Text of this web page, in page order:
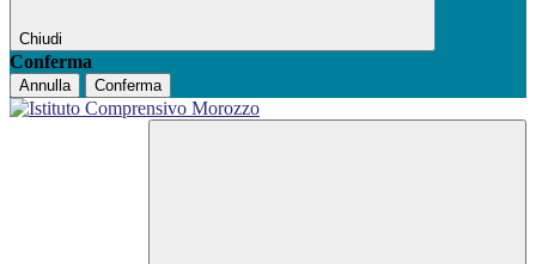
Chiudi
Conferma
Annulla Conferma